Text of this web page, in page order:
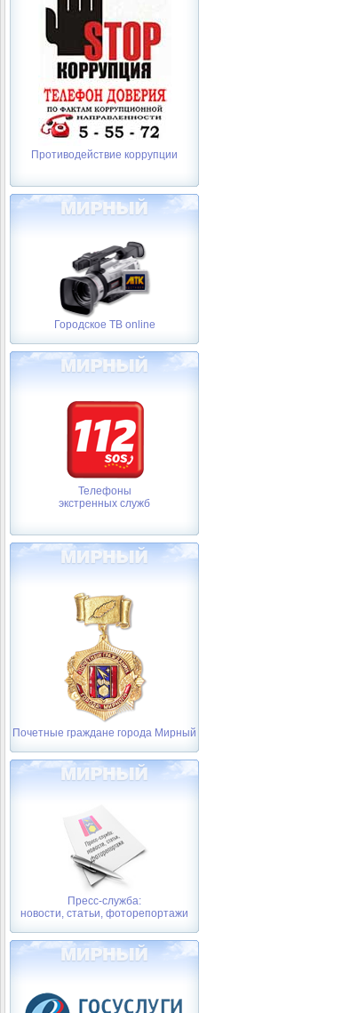
Противодействие коррупции
Городское ТВ online
Телефоны
экстренных служб
Почетные граждане города Мирный
Пресс-служба:
новости, статьи, фоторепортажи